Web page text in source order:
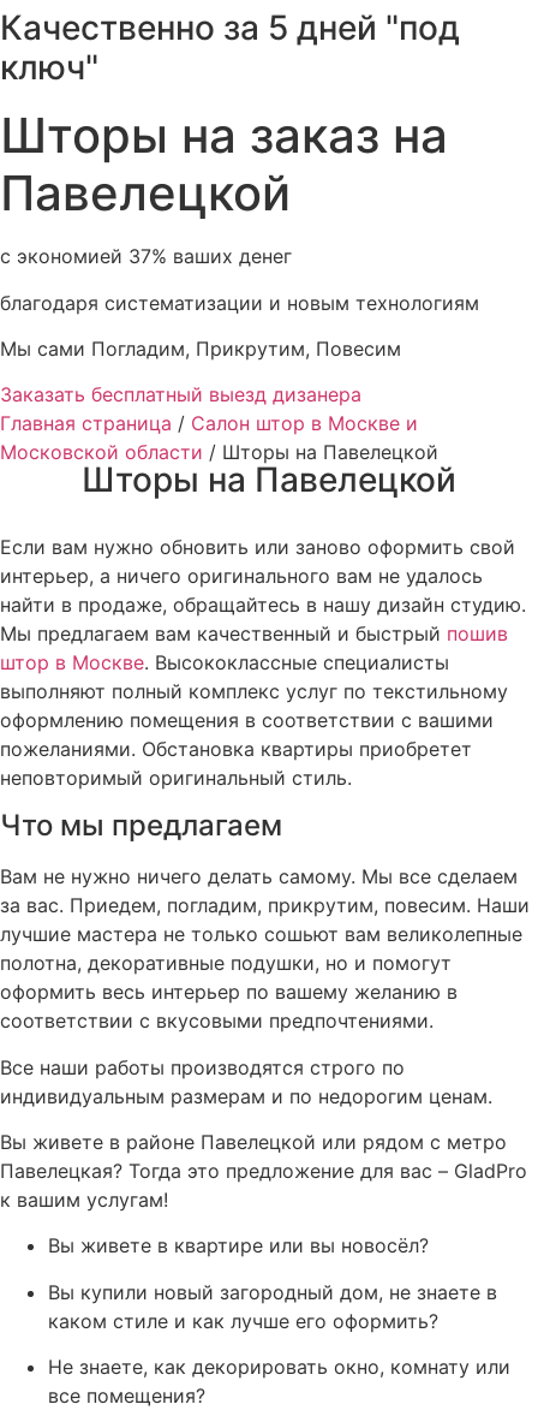
Качественно за 5 дней "под
ключ"
Шторы на заказ на
Павелецкой
с экономией 37% ваших денег
благодаря систематизации и новым технологиям
Мы сами Погладим, Прикрутим, Повесим
Заказать бесплатный выезд дизанера
Главная страница / Салон штор в Москве и
Московской области / Шторы на Павелецкой
Шторы на Павелецкой
Если вам нужно обновить или заново оформить свой
интерьер, а ничего оригинального вам не удалось
найти в продаже, обращайтесь в нашу дизайн студию.
Мы предлагаем вам качественный и быстрый пошив
штор в Москве. Высококлассные специалисты
выполняют полный комплекс услуг по текстильному
оформлению помещения в соответствии с вашими
пожеланиями. Обстановка квартиры приобретет
неповторимый оригинальный стиль.
Что мы предлагаем
Вам не нужно ничего делать самому. Мы все сделаем
за вас. Приедем, погладим, прикрутим, повесим. Наши
лучшие мастера не только сошьют вам великолепные
полотна, декоративные подушки, но и помогут
оформить весь интерьер по вашему желанию в
соответствии с вкусовыми предпочтениями.
Все наши работы производятся строго по
индивидуальным размерам и по недорогим ценам.
Вы живете в районе Павелецкой или рядом с метро
Павелецкая? Тогда это предложение для вас – GladPro
к вашим услугам!
Вы живете в квартире или вы новосёл?
Вы купили новый загородный дом, не знаете в
каком стиле и как лучше его оформить?
Не знаете, как декорировать окно, комнату или
все помещения?